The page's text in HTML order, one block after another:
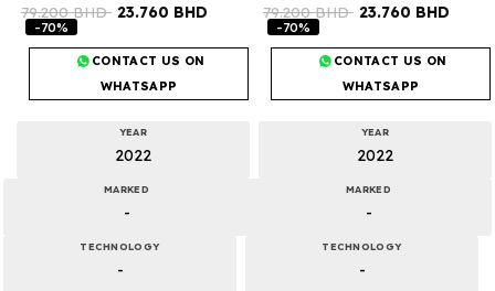
79.200BHD 23.760 BHD
-70%
CONTACT US ON
WHATSAPP
YEAR
2022
MARKED
-
TECHNOLOGY
-
79.200BHD 23.760 BHD
-70%
CONTACT US ON
WHATSAPP
YEAR
2022
MARKED
-
TECHNOLOGY
-